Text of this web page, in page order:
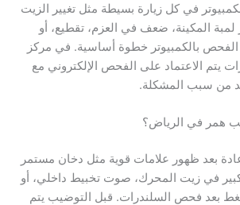
في كل زيارة بسيطة مثل تغيير الزيت
المكينة، ضعف في العزم، تقطيع، أو
الفحص بالكمبيوتر خطوة أساسية. في مركز
يتم الاعتماد على الفحص الإلكتروني مع
من سبب المشكلة.
همر في الرياض؟
بعد ظهور علامات قوية مثل دخان مستمر
في زيت المحرك، صوت تخبيط داخلي، أو
بعد فحص السلندرات. قبل التوضيب يتم